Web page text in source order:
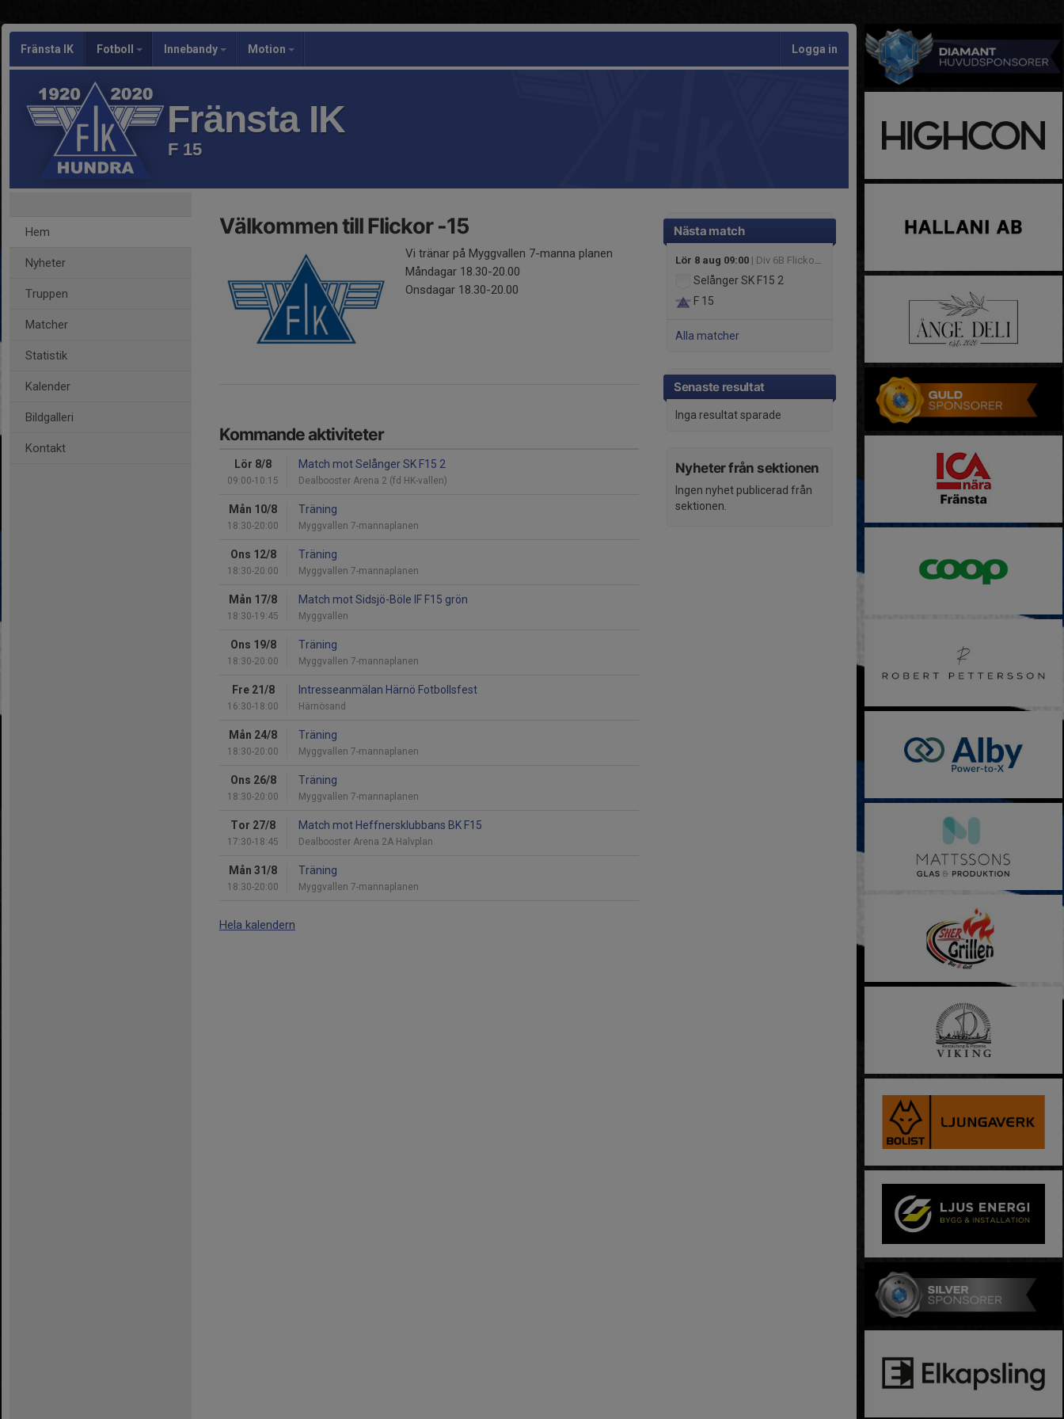
Fränsta IK Fotboll Innebandy Motion Logga in
Fränsta IK
F 15
Hem
Nyheter
Truppen
Matcher
Statistik
Kalender
Bildgalleri
Kontakt
Nästa match
Lör 8 aug 09:00 | Div 6B Flickor Höst Medelpad 2026
Selånger SK F15 2
F 15
Alla matcher
Senaste resultat
Inga resultat sparade
Nyheter från sektionen
Ingen nyhet publicerad från
sektionen.
Välkommen till Flickor -15
Vi tränar på Myggvallen 7-manna planen
Måndagar 18.30-20.00
Onsdagar 18.30-20.00
Kommande aktiviteter
Lör 8/8
09:00-10:15
Match mot Selånger SK F15 2
Dealbooster Arena 2 (fd HK-vallen)
Mån 10/8
18:30-20:00
Träning
Myggvallen 7-mannaplanen
Ons 12/8
18:30-20:00
Träning
Myggvallen 7-mannaplanen
Mån 17/8
18:30-19:45
Match mot Sidsjö-Böle IF F15 grön
Myggvallen
Ons 19/8
18:30-20:00
Träning
Myggvallen 7-mannaplanen
Fre 21/8
16:30-18:00
Intresseanmälan Härnö Fotbollsfest
Härnösand
Mån 24/8
18:30-20:00
Träning
Myggvallen 7-mannaplanen
Ons 26/8
18:30-20:00
Träning
Myggvallen 7-mannaplanen
Tor 27/8
17:30-18:45
Match mot Heffnersklubbans BK F15
Dealbooster Arena 2A Halvplan
Mån 31/8
18:30-20:00
Träning
Myggvallen 7-mannaplanen
Hela kalendern